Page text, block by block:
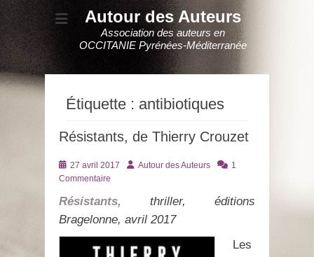
Autour des Auteurs
Association des auteurs en
OCCITANIE Pyrénées-Méditerranée
Étiquette : antibiotiques
Résistants, de Thierry Crouzet
Posté
le
27 avril 2017 AuteurAutour des Auteurs
1
Commentaire
Résistants, thriller, éditions
Bragelonne, avril 2017
Les